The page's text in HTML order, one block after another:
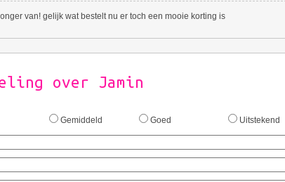
van! gelijk wat bestelt nu er toch een mooie korting is
over Jamin
Gemiddeld Goed Uitstekend